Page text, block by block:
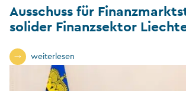
Ausschuss für
solider Finanzsektor
weiterlesen